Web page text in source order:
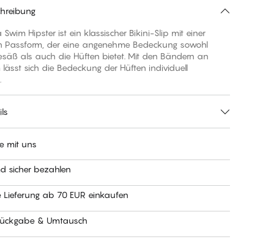
Swim Hipster ist ein klassischer Bikini-Slip mit einer
Passform, der eine angenehme Bedeckung sowohl
als auch die Hüften bietet. Mit den Bändern an
lässt sich die Bedeckung der Hüften individuell
mit uns
sicher bezahlen
Lieferung ab 70 EUR einkaufen
& Umtausch